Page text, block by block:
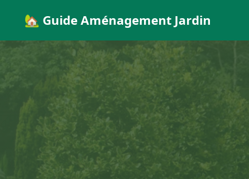
🏡 Guide Aménagement Jardin